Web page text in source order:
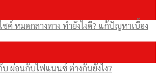
ค์ หมดกลางทาง ทำยังไงดี? แก้ปัญหาเบื้อง
ผ่อนกับไฟแนนซ์ ต่างกันยังไง?